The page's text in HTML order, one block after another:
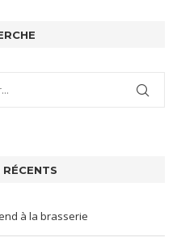
à la brasserie